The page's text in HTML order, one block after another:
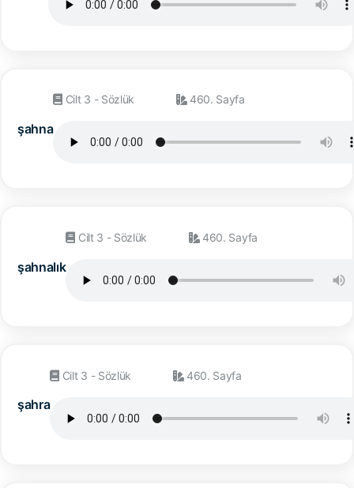
şahna
Cilt 3 - Sözlük 460. Sayfa
şahnalık
Cilt 3 - Sözlük 460. Sayfa
şahra
Cilt 3 - Sözlük 460. Sayfa